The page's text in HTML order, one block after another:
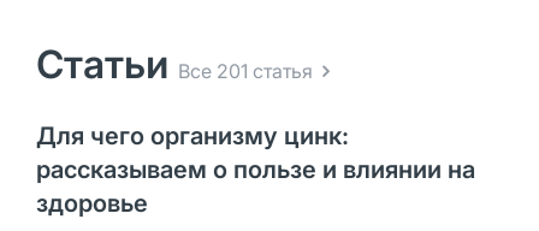
Статьи Все 201 статья
Для чего организму цинк:
рассказываем о пользе и влиянии на
здоровье